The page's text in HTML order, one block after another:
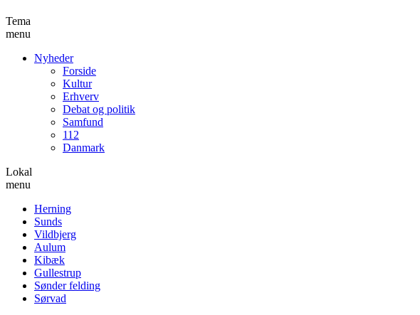
Tema
menu
Nyheder
Forside
Kultur
Erhverv
Debat og politik
Samfund
112
Danmark
Lokal
menu
Herning
Sunds
Vildbjerg
Aulum
Kibæk
Gullestrup
Sønder felding
Sørvad